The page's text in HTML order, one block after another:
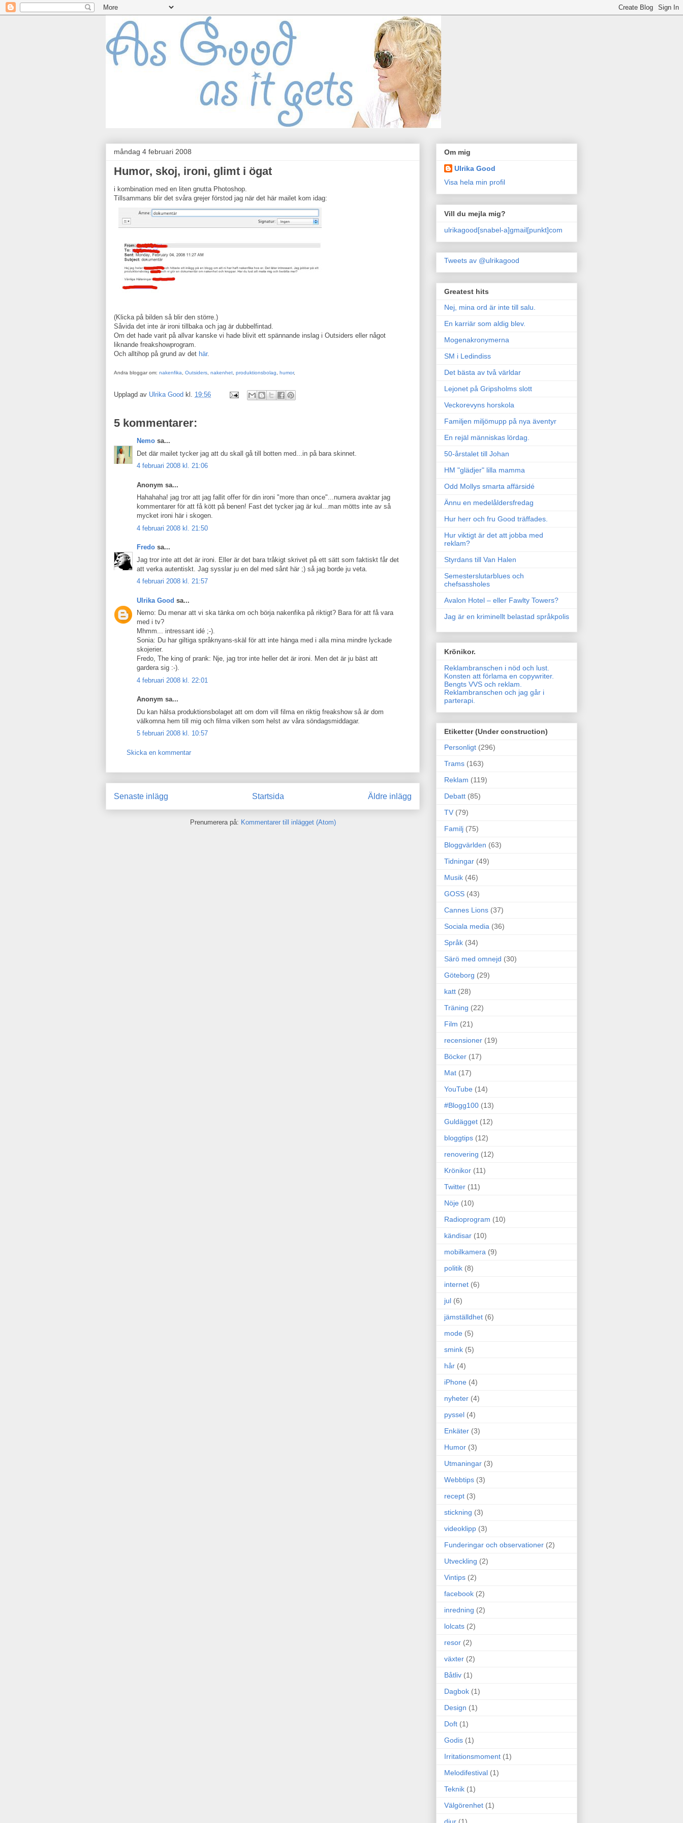
måndag 4 februari 2008
Humor, skoj, ironi, glimt i ögat
i kombination med en liten gnutta Photoshop.
Tillsammans blir det svåra grejer förstod jag när det här mailet kom idag:
(Klicka på bilden så blir den större.)
Såvida det inte är ironi tillbaka och jag är dubbelfintad.
Om det hade varit på allvar kanske vi hade blivit ett spännande inslag i Outsiders eller något
liknande freakshowprogram.
Och alltihop på grund av det här.
Andra bloggar om: nakenfika Outsiders nakenhet produktionsbolag humor,
Upplagd av Ulrika Good kl. 19:56
5 kommentarer:
Nemo sa...
Det där mailet tycker jag att du skall gå till botten med...in på bara skinnet.
4 februari 2008 kl. 21:06
Anonym sa...
Hahahaha! jag tror att jag fallit offer för din ironi "more than once"...numera avaktar jag
kommentarer för att få kött på benen! Fast det tycker jag är kul...man mötts inte av så
mycket ironi här i skogen.
4 februari 2008 kl. 21:50
Fredo sa...
Jag tror inte att det är ironi. Eller är det bara tråkigt skrivet på ett sätt som faktiskt får det
att verka autentiskt. Jag sysslar ju en del med sånt här ;) så jag borde ju veta.
4 februari 2008 kl. 21:57
Ulrika Good sa...
Nemo: Du menar att vi ska tänka om och börja nakenfika på riktigt? Bara för att få vara
med i tv?
Mhmm... intressant idé ;-).
Sonia: Du har giltiga språknyans-skäl för att inte hänga med i alla mina mindre lyckade
skojerier.
Fredo, The king of prank: Nje, jag tror inte heller det är ironi. Men det är ju bäst att
gardera sig :-).
4 februari 2008 kl. 22:01
Anonym sa...
Du kan hälsa produktionsbolaget att om dom vill filma en riktig freakshow så är dom
välkomna hem till mig och filma vilken som helst av våra söndagsmiddagar.
5 februari 2008 kl. 10:57
Skicka en kommentar
Senaste inlägg Äldre inlägg
Startsida
Prenumerera på: Kommentarer till inlägget (Atom)
Om mig
Ulrika Good
Visa hela min profil
Vill du mejla mig?
ulrikagood[snabel-a]gmail[punkt]com
Tweets av @ulrikagood
Greatest hits
Nej, mina ord är inte till salu.
En karriär som aldig blev.
Mogenakronymerna
SM i Ledindiss
Det bästa av två världar
Lejonet på Gripsholms slott
Veckorevyns horskola
Familjen miljömupp på nya äventyr
En rejäl människas lördag.
50-årstalet till Johan
HM "glädjer" lilla mamma
Odd Mollys smarta affärsidé
Ännu en medelåldersfredag
Hur herr och fru Good träffades.
Hur viktigt är det att jobba med
reklam?
Styrdans till Van Halen
Semesterslutarblues och
chefsassholes
Avalon Hotel – eller Fawlty Towers?
Jag är en kriminellt belastad språkpolis
Krönikor.
Reklambranschen i nöd och lust.
Konsten att förlama en copywriter.
Bengts VVS och reklam.
Reklambranschen och jag går i
parterapi.
Etiketter (Under construction)
Personligt (296)
Trams (163)
Reklam (119)
Debatt (85)
TV (79)
Familj (75)
Bloggvärlden (63)
Tidningar (49)
Musik (46)
GOSS (43)
Cannes Lions (37)
Sociala media (36)
Språk (34)
Särö med omnejd (30)
Göteborg (29)
katt (28)
Träning (22)
Film (21)
recensioner (19)
Böcker (17)
Mat (17)
YouTube (14)
#Blogg100 (13)
Guldägget (12)
bloggtips (12)
renovering (12)
Krönikor (11)
Twitter (11)
Nöje (10)
Radioprogram (10)
kändisar (10)
mobilkamera (9)
politik (8)
internet (6)
jul (6)
jämställdhet (6)
mode (5)
smink (5)
hår (4)
iPhone (4)
nyheter (4)
pyssel (4)
Enkäter (3)
Humor (3)
Utmaningar (3)
Webbtips (3)
recept (3)
stickning (3)
videoklipp (3)
Funderingar och observationer (2)
Utveckling (2)
Vintips (2)
facebook (2)
inredning (2)
lolcats (2)
resor (2)
växter (2)
Båtliv (1)
Dagbok (1)
Design (1)
Doft (1)
Godis (1)
Irritationsmoment (1)
Melodifestival (1)
Teknik (1)
Välgörenhet (1)